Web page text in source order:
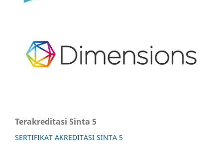
Terakreditasi Sinta 5
SERTIFIKAT AKREDITASI SINTA 5